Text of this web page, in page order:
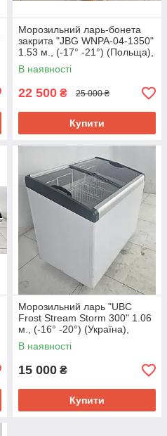
Морозильний ларь-бонета
закрита "JBG WNPA-04-1350"
1.53 м., (-17° -21°) (Польща),
Б/у
В наявності
22 500 ₴ 25 000 ₴
Купити
Морозильний ларь "UBC
Frost Stream Storm 300" 1.06
м., (-16° -20°) (Україна),
об'єм 300 л., Б/у
В наявності
15 000 ₴
Купити